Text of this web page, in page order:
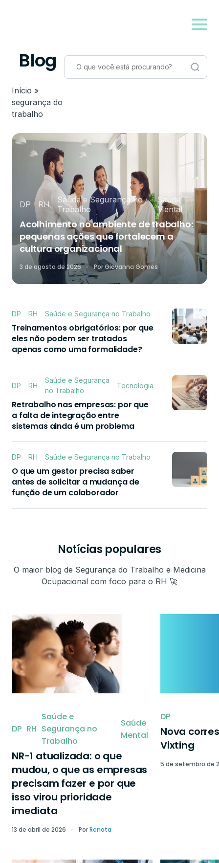
Blog
Início »
segurança do
trabalho
DP RH
Saúde e Segurança no
Trabalho
Saúde
Mental
Acolhimento no ambiente de trabalho:
pequenas ações que fortalecem a
cultura organizacional
3 de agosto de 2026 PorGiovanna Gomes
DP RH Saúde e Segurança no Trabalho
Treinamentos obrigatórios: por que
eles não podem ser tratados
apenas como uma formalidade?
DP RH
Saúde e Segurança
no Trabalho
Tecnologia
Retrabalho nas empresas: por que
a falta de integração entre
sistemas ainda é um problema
DP RH Saúde e Segurança no Trabalho
O que um gestor precisa saber
antes de solicitar a mudança de
função de um colaborador
Notícias populares
O maior blog de Segurança do Trabalho e Medicina
Ocupacional com foco para o RH 🚀
DP RH
Saúde e
Segurança no
Trabalho
Saúde
Mental
NR-1 atualizada: o que
mudou, o que as empresas
precisam fazer e por que
isso virou prioridade
imediata
13 de abril de 2026 PorRenata
DP
Nova
Vixting
5 de setembro de